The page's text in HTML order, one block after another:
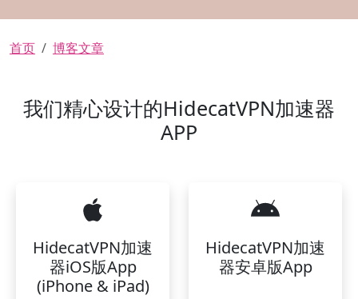
面包屑
首页 博客文章
我们精心设计的HidecatVPN加速器
APP
HidecatVPN加速
器iOS版App
(iPhone & iPad)
HidecatVPN加速
器安卓版App